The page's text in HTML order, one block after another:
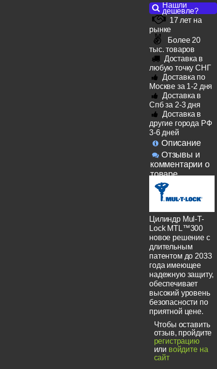
Нашли
дешевле?
17 лет на
рынке
Более 20
тыс. товаров
Доставка в
любую точку СНГ
Доставка по
Москве за 1-2 дня
Доставка в
Спб за 2-3 дня
Доставка в
другие города РФ
3-6 дней
Описание
Отзывы и
комментарии о
товаре
Цилиндр Mul-T-
Lock MTL™300
новое решение с
длительным
патентом до 2033
года имеющее
надежную защиту,
обеспечивает
высокий уровень
безопасности по
приятной цене.
Чтобы оставить
отзыв, пройдите
регистрацию
или войдите на
сайт